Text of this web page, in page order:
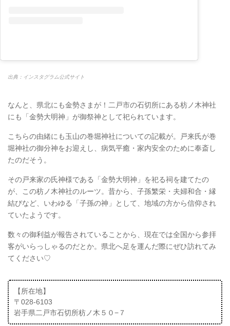
出典：インスタグラム公式サイト
なんと、県北にも金勢さまが！二戸市の石切所にある枋ノ木神社
にも「金勢大明神」が御祭神として祀られています。
こちらの由緒にも玉山の巻堀神社についての記載が。戸来氏が巻
堀神社の御分神をお迎えし、病気平癒・家内安全のために奉斎し
たのだそう。
その戸来家の氏神様である「金勢大明神」を祀る祠を建てたの
が、この枋ノ木神社のルーツ。昔から、子孫繁栄・夫婦和合・縁
結びなど、いわゆる「子孫の神」として、地域の方から信仰され
ていたようです。
数々の御利益が報告されていることから、現在では全国から参拝
客がいらっしゃるのだとか。県北へ足を運んだ際にぜひ訪れてみ
てください♡
【所在地】
〒028-6103
岩手県二戸市石切所枋ノ木５０−７